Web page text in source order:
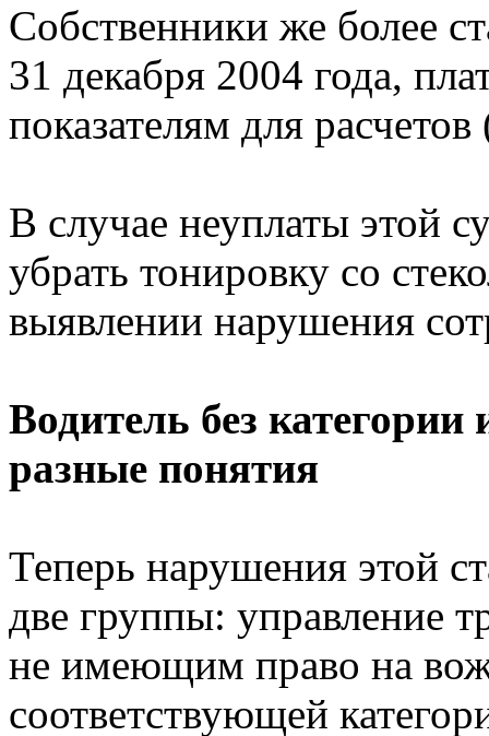
Собственники же более
31 декабря 2004 года,
показателям для
В случае неуплаты этой
убрать тонировку со
выявлении нарушения
Водитель без
разные понятия
Теперь нарушения этой
две группы: управление
не имеющим право на
соответствующей